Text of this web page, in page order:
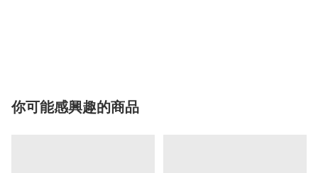
你可能感興趣的商品